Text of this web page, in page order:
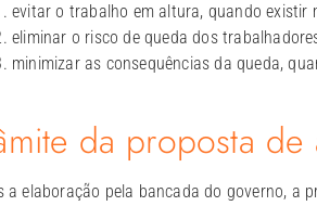
evitar o trabalho em altura, quando existir
eliminar o risco de queda dos
minimizar as consequências da queda,
da proposta
a elaboração pela bancada do governo, a